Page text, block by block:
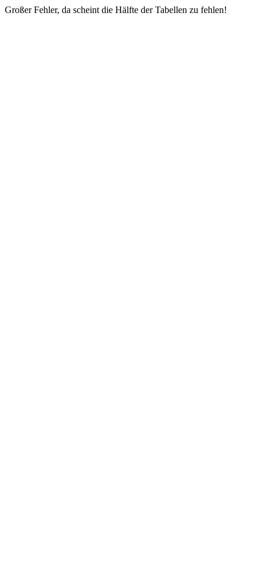
Großer Fehler, da scheint die Hälfte der Tabellen zu fehlen!